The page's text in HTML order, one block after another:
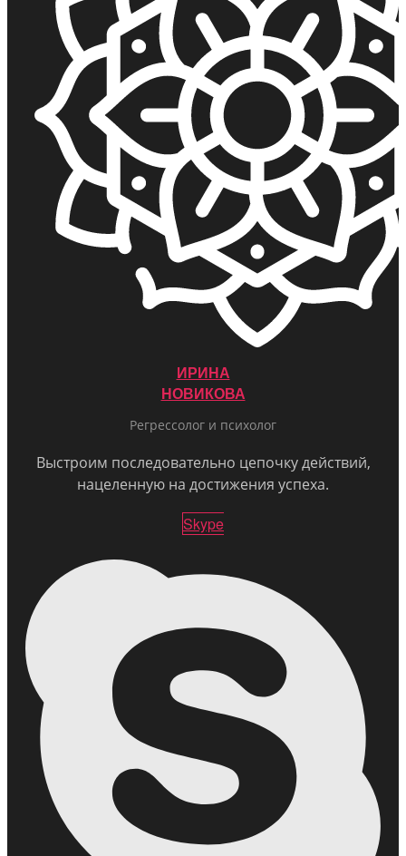
ИРИНА
НОВИКОВА
Регрессолог и психолог
Выстроим последовательно цепочку действий,
нацеленную на достижения успеха.
Skype